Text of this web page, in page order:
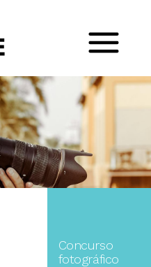
Concurso
fotográfico